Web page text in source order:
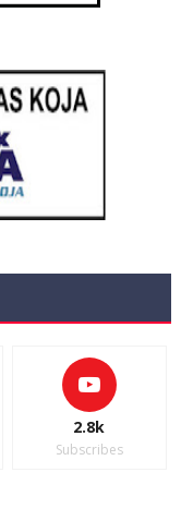
2.8k
Subscribes